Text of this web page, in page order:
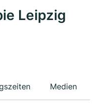
Leipzig
Medien